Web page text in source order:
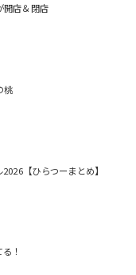
開店＆閉店
桃
【ひらつーまとめ】
！